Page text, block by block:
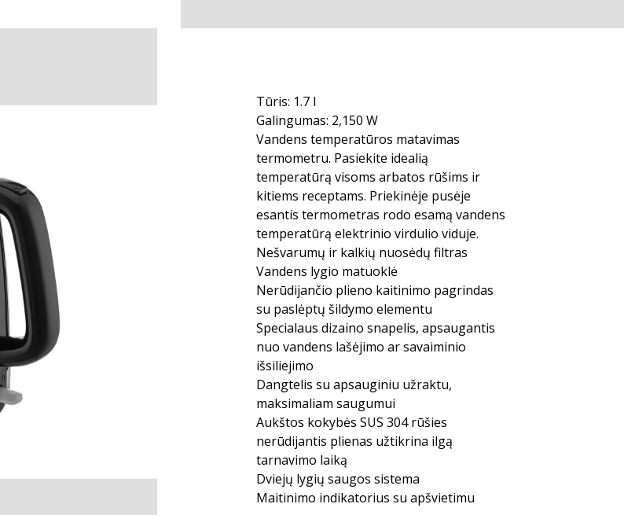
Tūris: 1.7 l
Galingumas: 2,150 W
Vandens temperatūros matavimas
termometru. Pasiekite idealią
temperatūrą visoms arbatos rūšims ir
kitiems receptams. Priekinėje pusėje
esantis termometras rodo esamą vandens
temperatūrą elektrinio virdulio viduje.
Nešvarumų ir kalkių nuosėdų filtras
Vandens lygio matuoklė
Nerūdijančio plieno kaitinimo pagrindas
su paslėptų šildymo elementu
Specialaus dizaino snapelis, apsaugantis
nuo vandens lašėjimo ar savaiminio
išsiliejimo
Dangtelis su apsauginiu užraktu,
maksimaliam saugumui
Aukštos kokybės SUS 304 rūšies
nerūdijantis plienas užtikrina ilgą
tarnavimo laiką
Dviejų lygių saugos sistema
Maitinimo indikatorius su apšvietimu